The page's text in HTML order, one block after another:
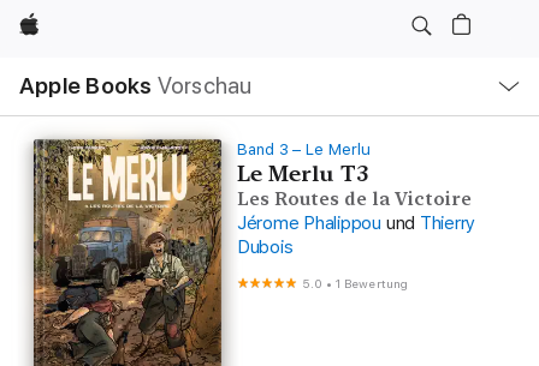
Apple
Apple Books Vorschau
Navigation
Menü
öffnen
Band 3 – Le Merlu
Le Merlu T3
Les Routes de la Victoire
Jérome Phalippou und Thierry
Dubois
5.0 •1 Bewertung